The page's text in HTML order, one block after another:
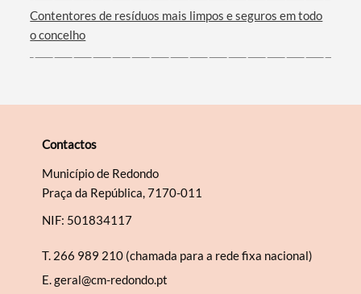
Contentores de resíduos mais limpos e seguros em todo
o concelho
Contactos
Município de Redondo
Praça da República, 7170-011
NIF: 501834117
T. 266 989 210 (chamada para a rede fixa nacional)
E.geral@cm-redondo.pt